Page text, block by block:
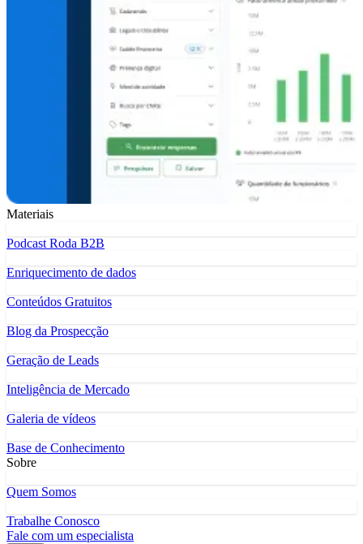
Materiais
Podcast Roda B2B
Enriquecimento de dados
Conteúdos Gratuitos
Blog da Prospecção
Geração de Leads
Inteligência de Mercado
Galeria de vídeos
Base de Conhecimento
Sobre
Quem Somos
Trabalhe Conosco
Fale com um especialista